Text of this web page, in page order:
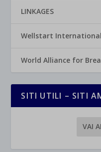
LINKAGES
Wellstart International
World Alliance for
SITI UTILI – SITI
VAI